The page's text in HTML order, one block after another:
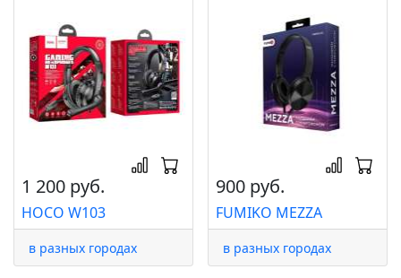
1 200 руб.
HOCO W103
в разных городах
900 руб.
FUMIKO MEZZA
в разных городах